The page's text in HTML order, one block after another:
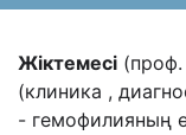
Жіктемесі
(клиника ,
- гемофилияның